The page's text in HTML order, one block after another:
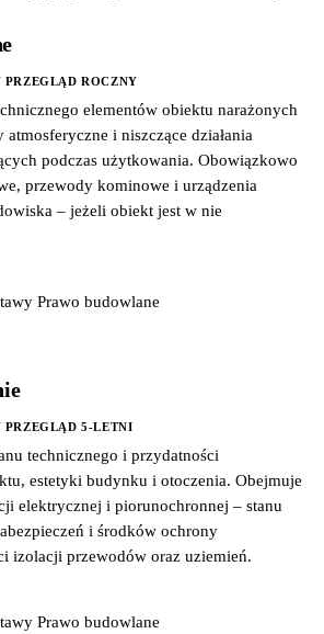
ROCZNY
elementów obiektu narażonych
i niszczące działania
podczas użytkowania. Obowiązkowo
przewody kominowe i urządzenia
– jeżeli obiekt jest w nie
Prawo budowlane
PRZEGLĄD 5-LETNI
technicznego i przydatności
estetyki budynku i otoczenia. Obejmuje
elektrycznej i piorunochronnej – stanu
i środków ochrony
izolacji przewodów oraz uziemień.
Prawo budowlane